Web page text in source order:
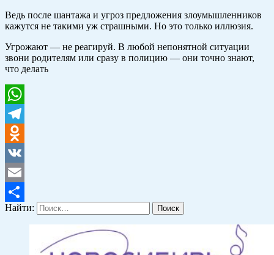
Ведь после шантажа и угроз предложения злоумышленников
кажутся не такими уж страшными. Но это только иллюзия.
Угрожают — не реагируй. В любой непонятной ситуации
звони родителям или сразу в полицию — они точно знают,
что делать
WhatsApp
Telegram
Odnoklassniki
VK
Email
Отправить
Найти: